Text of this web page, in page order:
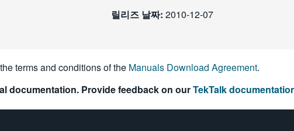
릴리즈 날짜: 2010-12-07
terms and conditions of the Manuals Download Agreement.
documentation. Provide feedback on ourTekTalk